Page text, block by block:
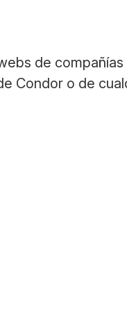
de compañías
Condor o de